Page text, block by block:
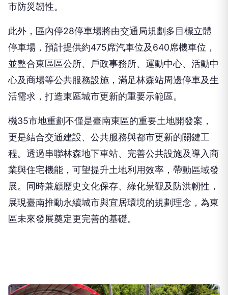
市防災韌性。
此外，區內停28停車場將由交通局規劃多目標立體
停車場，預計提供約475席汽車位及640席機車位，
並整合東區區公所、戶政事務所、運動中心、活動中
心及商場等公共服務設施，滿足林森站周邊停車及生
活需求，打造東區城市更新的重要示範區。
機35市地重劃不僅是臺南東區的重要土地開發案，
更是結合交通建設、公共服務與都市更新的關鍵工
程。透過串聯林森地下車站、完善公共設施及導入商
業與住宅機能，可望提升土地利用效率，帶動區域發
展。同時兼顧歷史文化保存、綠化景觀及防洪韌性，
展現臺南推動永續城市與宜居環境的規劃理念，為東
區未來發展奠定更完善的基礎。